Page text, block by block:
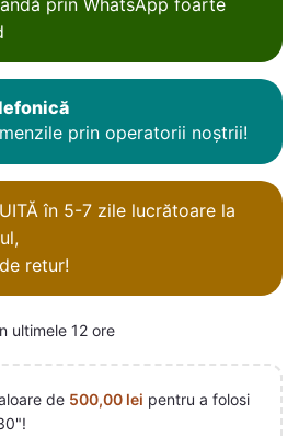
prin operatorii noștrii!
în 5-7 zile lucrătoare la
retur!
ultimele 12 ore
de 500,00 lei pentru a folosi